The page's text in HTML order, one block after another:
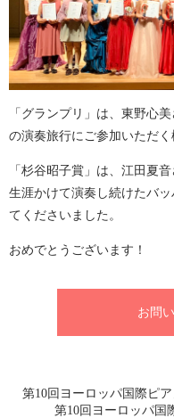
「グランプリ」は、東野心
の演奏旅行にご参加いただく
「杉谷昭子賞」は、江田夏
生涯かけて演奏し続けたバ
てくださいました。
おめでとうございます！
お問
第10回ヨーロッパ国際ピ
第10回ヨーロッパ国